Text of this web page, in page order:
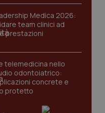
Medica 2026:
team clinici ad
prestazioni
telemedicina nello
odontoiatrico:
concrete e
protetto